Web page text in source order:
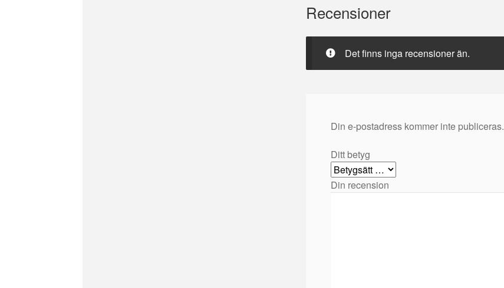
Recensioner
Det finns inga recensioner än.
Din e-postadress kommer inte publiceras.
Ditt betyg
Din recension